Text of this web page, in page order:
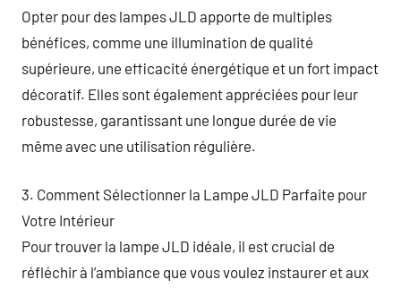
Opter pour des lampes JLD apporte de multiples
bénéfices, comme une illumination de qualité
supérieure, une efficacité énergétique et un fort impact
décoratif. Elles sont également appréciées pour leur
robustesse, garantissant une longue durée de vie
même avec une utilisation régulière.
3. Comment Sélectionner la Lampe JLD Parfaite pour
Votre Intérieur
Pour trouver la lampe JLD idéale, il est crucial de
réfléchir à l’ambiance que vous voulez instaurer et aux